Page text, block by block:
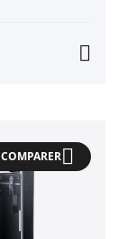
COMPARER